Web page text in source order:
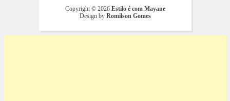
Copyright © 2026 Estilo é com Mayane
Design by Romilson Gomes